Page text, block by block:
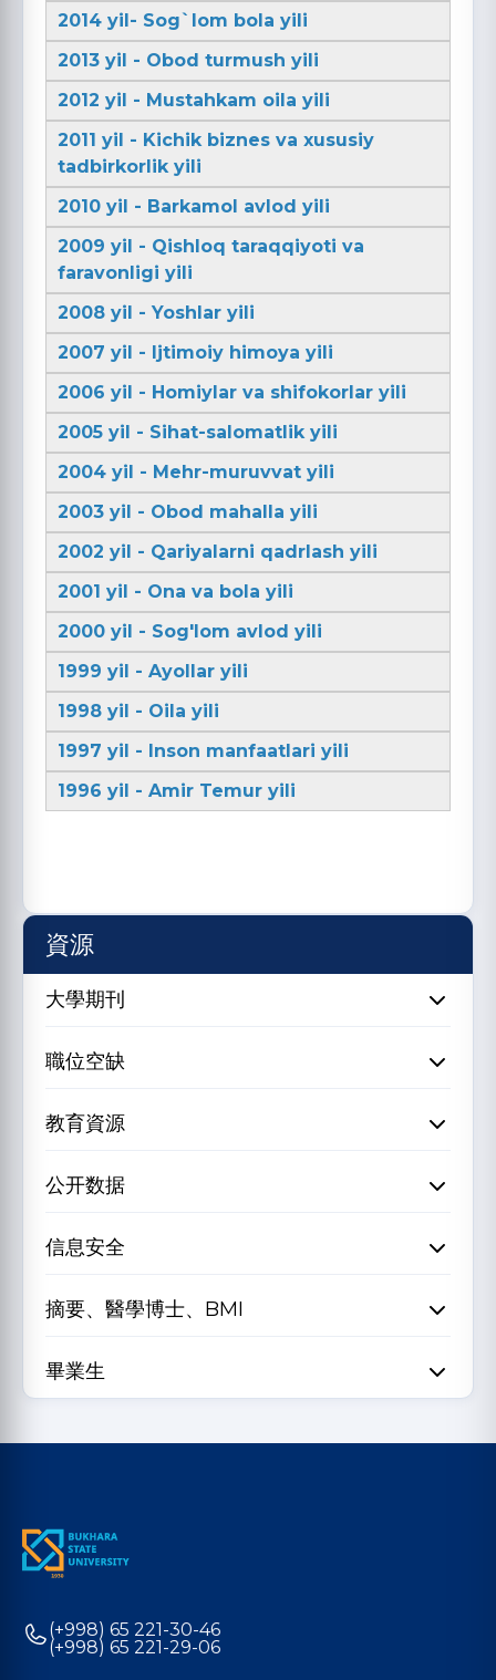
2014 yil- Sog`lom bola yili
2013 yil - Obod turmush yili
2012 yil - Mustahkam oila yili
2011 yil - Kichik biznes va xususiy
tadbirkorlik yili
2010 yil - Barkamol avlod yili
2009 yil - Qishloq taraqqiyoti va
faravonligi yili
2008 yil - Yoshlar yili
2007 yil - Ijtimoiy himoya yili
2006 yil - Homiylar va shifokorlar yili
2005 yil - Sihat-salomatlik yili
2004 yil - Mehr-muruvvat yili
2003 yil - Obod mahalla yili
2002 yil - Qariyalarni qadrlash yili
2001 yil - Ona va bola yili
2000 yil - Sog'lom avlod yili
1999 yil - Ayollar yili
1998 yil - Oila yili
1997 yil - Inson manfaatlari yili
1996 yil - Amir Temur yili
資源
大學期刊
職位空缺
教育資源
公开数据
信息安全
摘要、醫學博士、BMI
畢業生
(+998) 65 221-30-46
(+998) 65 221-29-06